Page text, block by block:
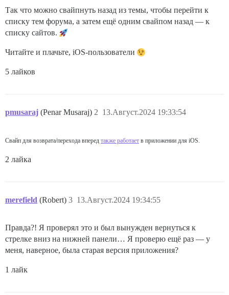
Так что можно свайпнуть назад из темы, чтобы перейти к
списку тем форума, а затем ещё одним свайпом назад — к
списку сайтов.
Читайте и плачьте, iOS-пользователи
5 лайков
pmusaraj (Penar Musaraj) 13.Август.2024 19:33:54
2
Свайп для возврата/перехода вперед также работает в приложении для iOS.
2 лайка
merefield (Robert) 13.Август.2024 19:34:55
3
Правда?! Я проверял это и был вынужден вернуться к
стрелке вниз на нижней панели… Я проверю ещё раз — у
меня, наверное, была старая версия приложения?
1 лайк